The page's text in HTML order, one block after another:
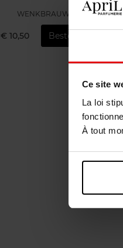
Ce site
La loi
À tout
WENKBRAUWEN
€ 10,50 Bestel nu!